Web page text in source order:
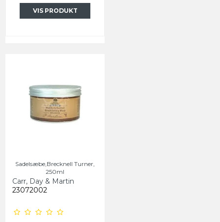
VIS PRODUKT
Sadelsæbe,Brecknell Turner,
250ml
Carr, Day & Martin
23072002